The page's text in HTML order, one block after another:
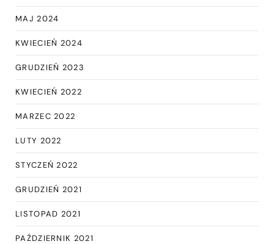
MAJ 2024
KWIECIEŃ 2024
GRUDZIEŃ 2023
KWIECIEŃ 2022
MARZEC 2022
LUTY 2022
STYCZEŃ 2022
GRUDZIEŃ 2021
LISTOPAD 2021
PAŹDZIERNIK 2021